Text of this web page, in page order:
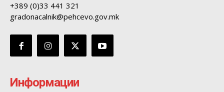
+389 (0)33 441 321
gradonacalnik@pehcevo.gov.mk
Информации